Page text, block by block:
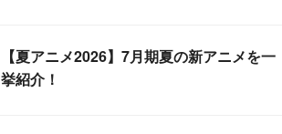
【夏アニメ2026】7月期夏の新アニメを一
挙紹介！